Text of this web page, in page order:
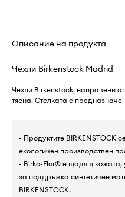
Описание на продукта
Чехли Birkenstock Madrid
Чехли Birkenstock, направени
тясна. Стелката е
- Продуктите BIRKENSTOCK
екологичен производствен
- Birko-Flor® е щадящ кожата,
за поддръжка синтетичен
BIRKENSTOCK.